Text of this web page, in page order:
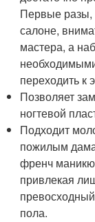
Первые разы,
салоне,
мастера, а
переходить к
Позволяет
ногтевой
Подходит
пожилым
френч
привлекая
пола.